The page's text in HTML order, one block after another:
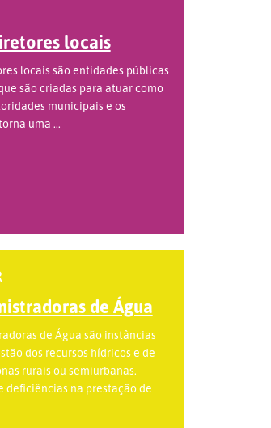
locais
locais são entidades públicas
são criadas para atuar como
municipais e os
uma ...
de Água
de Água são instâncias
dos recursos hídricos e de
rurais ou semiurbanas.
deficiências na prestação de